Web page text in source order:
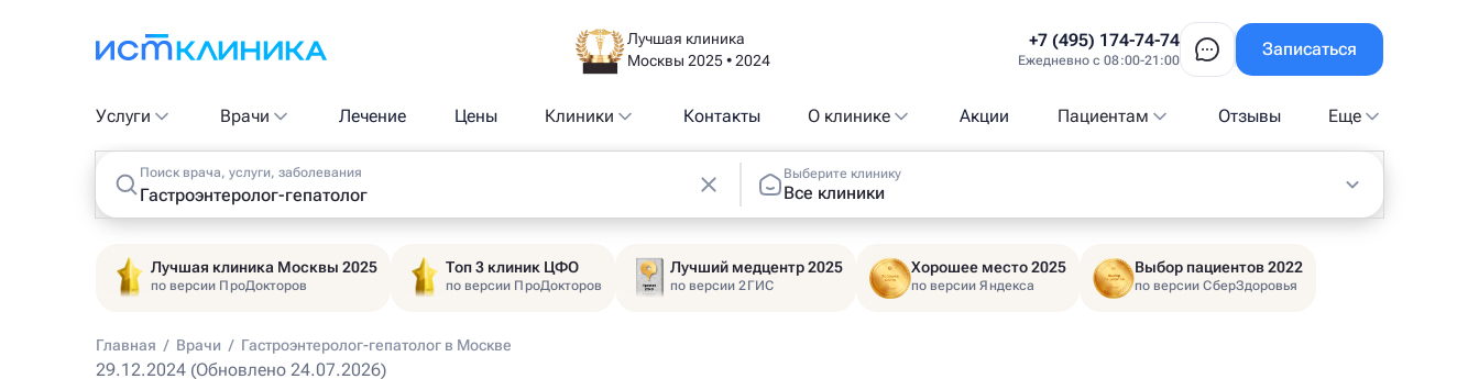
Лучшая клиника
Москвы 2025 • 2024
+7 (495) 174-74-74
Ежедневно с 08:00-21:00
Записаться
Услуги Врачи Лечение Цены Клиники Контакты О клинике Акции Пациентам Отзывы Еще
Поиск врача, услуги, заболевания Выберите клинику
Все клиники
Лучшая клиника Москвы 2025
по версии ПроДокторов
Топ 3 клиник ЦФО
по версии ПроДокторов
Лучший медцентр 2025
по версии 2ГИС
Хорошее место 2025
по версии Яндекса
Выбор пациентов 2022
по версии СберЗдоровья
Главная / Врачи / Гастроэнтеролог-гепатолог в Москве
29.12.2024 (Обновлено 24.07.2026)